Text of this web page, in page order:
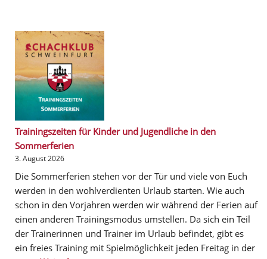
Trainingszeiten für Kinder und Jugendliche in den
Sommerferien
3. August 2026
Die Sommerferien stehen vor der Tür und viele von Euch
werden in den wohlverdienten Urlaub starten. Wie auch
schon in den Vorjahren werden wir während der Ferien auf
einen anderen Trainingsmodus umstellen. Da sich ein Teil
der Trainerinnen und Trainer im Urlaub befindet, gibt es
ein freies Training mit Spielmöglichkeit jeden Freitag in der